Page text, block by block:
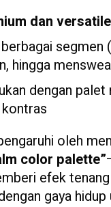
dan versatile
segmen
hingga
dengan palet
oleh
color palette”
efek
gaya hidup